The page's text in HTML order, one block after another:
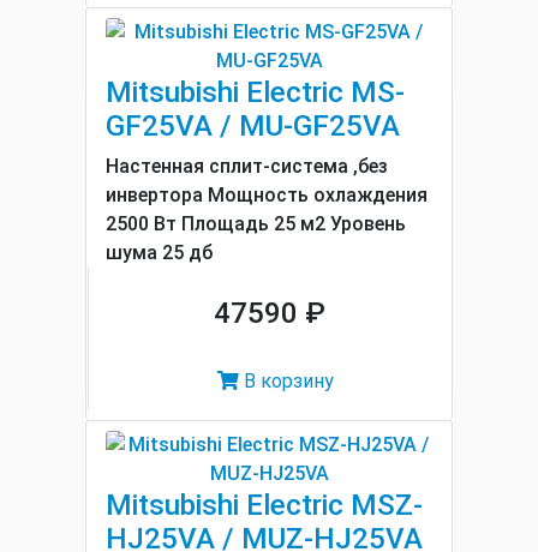
Mitsubishi Electric MS-
GF25VA / MU-GF25VA
Настенная сплит-система ,без
инвертора Мощность охлаждения
2500 Вт Площадь 25 м2 Уровень
шума 25 дб
47590 ₽
В корзину
Mitsubishi Electric MSZ-
HJ25VA / MUZ-HJ25VA